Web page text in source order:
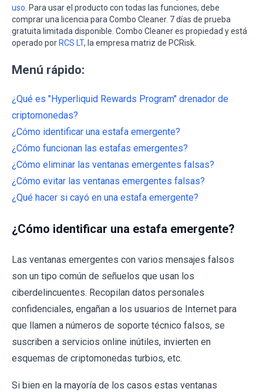
uso. Para usar el producto con todas las funciones, debe
comprar una licencia para Combo Cleaner. 7 días de prueba
gratuita limitada disponible. Combo Cleaner es propiedad y está
operado por RCS LT, la empresa matriz de PCRisk.
Menú rápido:
¿Qué es "Hyperliquid Rewards Program" drenador de
criptomonedas?
¿Cómo identificar una estafa emergente?
¿Cómo funcionan las estafas emergentes?
¿Cómo eliminar las ventanas emergentes falsas?
¿Cómo evitar las ventanas emergentes falsas?
¿Qué hacer si cayó en una estafa emergente?
¿Cómo identificar una estafa emergente?
Las ventanas emergentes con varios mensajes falsos
son un tipo común de señuelos que usan los
ciberdelincuentes. Recopilan datos personales
confidenciales, engañan a los usuarios de Internet para
que llamen a números de soporte técnico falsos, se
suscriben a servicios online inútiles, invierten en
esquemas de criptomonedas turbios, etc.
Si bien en la mayoría de los casos estas ventanas